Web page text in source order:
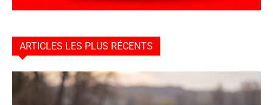
ARTICLES LES PLUS RÉCENTS